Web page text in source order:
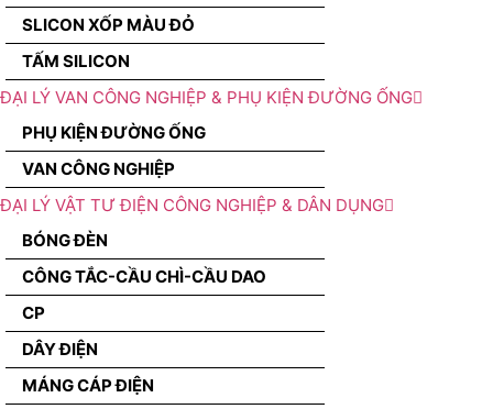
SLICON XỐP MÀU ĐỎ
TẤM SILICON
ĐẠI LÝ VAN CÔNG NGHIỆP & PHỤ KIỆN ĐƯỜNG ỐNG
PHỤ KIỆN ĐƯỜNG ỐNG
VAN CÔNG NGHIỆP
ĐẠI LÝ VẬT TƯ ĐIỆN CÔNG NGHIỆP & DÂN DỤNG
BÓNG ĐÈN
CÔNG TẮC-CẦU CHÌ-CẦU DAO
CP
DÂY ĐIỆN
MÁNG CÁP ĐIỆN